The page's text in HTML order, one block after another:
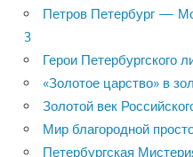
Петров Петербург —
3
Герои Петербургского
«Золотое царство» в
Золотой век
Мир благородной
Петербургская